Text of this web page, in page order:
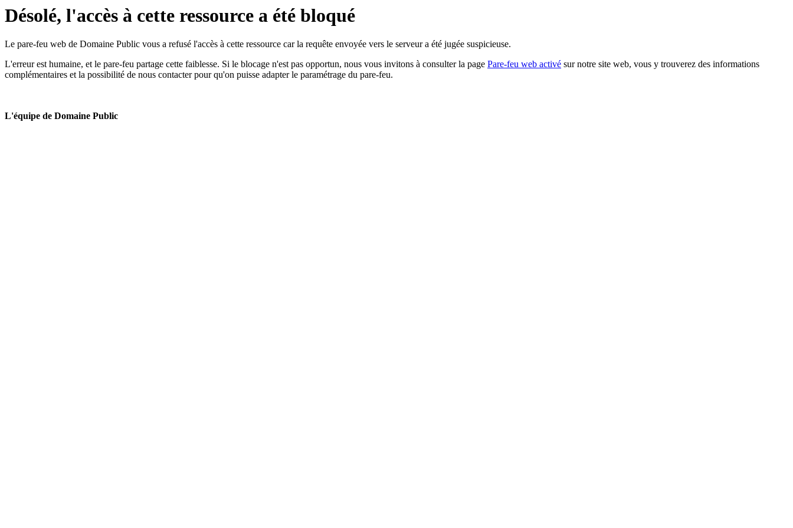
Désolé, l'accès à cette ressource a été bloqué
Le pare-feu web de Domaine Public vous a refusé l'accès à cette ressource car la requête envoyée vers le serveur a été jugée suspicieuse.
L'erreur est humaine, et le pare-feu partage cette faiblesse. Si le blocage n'est pas opportun, nous vous invitons à consulter la page Pare-feu web activé sur notre site web, vous y trouverez des informations
complémentaires et la possibilité de nous contacter pour qu'on puisse adapter le paramétrage du pare-feu.
L'équipe de Domaine Public